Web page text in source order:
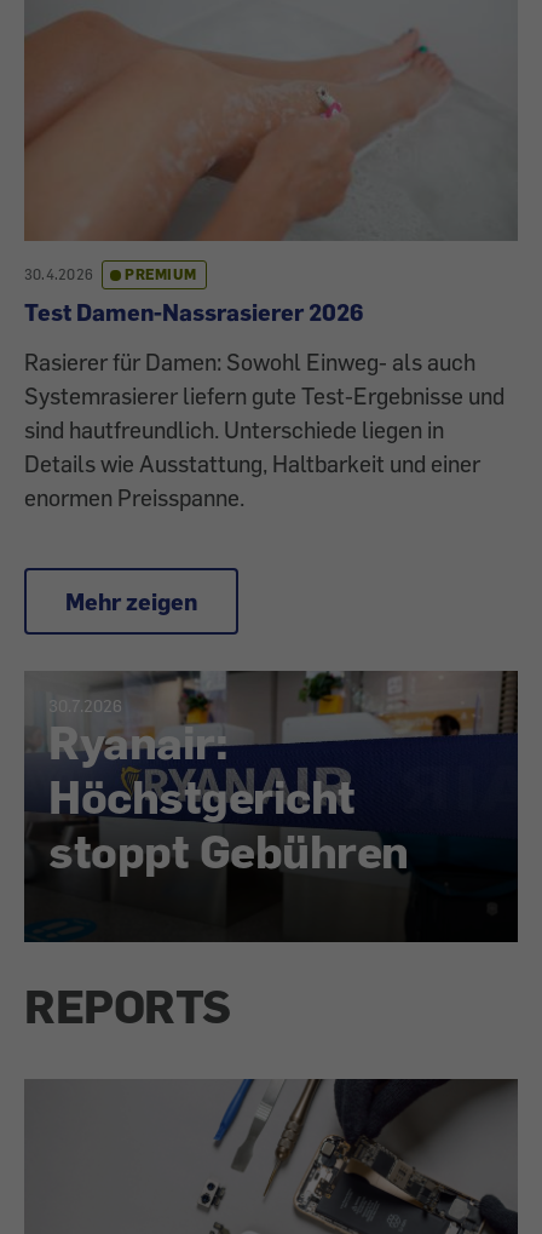
30.4.2026 PREMIUM
Test Damen-Nassrasierer 2026
Rasierer für Damen: Sowohl Einweg- als auch
Systemrasierer liefern gute Test-Ergebnisse und
sind hautfreundlich. Unterschiede liegen in
Details wie Ausstattung, Haltbarkeit und einer
enormen Preisspanne.
Mehr zeigen
30.7.2026
Ryanair:
Höchstgericht
stoppt Gebühren
REPORTS